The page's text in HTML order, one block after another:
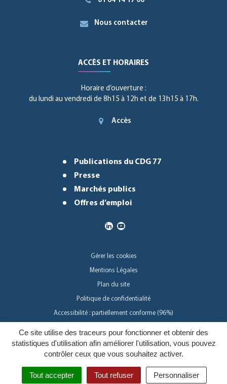
Ce site utilise des traceurs pour fonctionner et obtenir des
statistiques d'utilisation afin améliorer l'utilisation, vous pouvez
contrôler ceux que vous souhaitez activer.
Tout accepter Tout refuser Personnaliser
Nous contacter
ACCÈS ET HORAIRES
Horaire d’ouverture :
du lundi au vendredi de 8h15 à 12h et de 13h15 à 17h.
Accès
Publications du CDG 77
Presse
Marchés publics
Offres d’emploi
Gérer les cookies
Mentions Légales
Plan du site
Politique de confidentialité
Accessibilité : partiellement conforme (96%)
Inovagora